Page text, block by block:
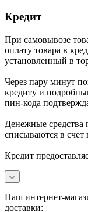
Кредит
При самовывозе
оплату товара в
установленный в
Через пару минут
кредиту и
пин-кода
Денежные средства
списываются в счет
Кредит
Наш интернет-
доставки: